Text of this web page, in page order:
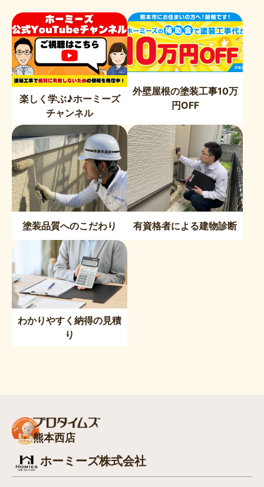
楽しく学ぶ♪ホーミーズ
チャンネル
外壁屋根の塗装工事10万
円OFF
塗装品質へのこだわり 有資格者による建物診断
わかりやすく納得の見積
り
熊本西店
ホーミーズ株式会社